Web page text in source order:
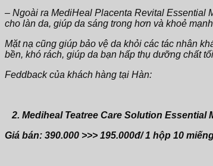
– Ngoài ra MediHeal Placenta Revital Essential
cho làn da, giúp da sáng trong hơn và khoẻ
Mặt nạ cũng giúp bảo vệ da khỏi các tác nhân
bền, khó rách, giúp da bạn hấp thụ dưỡng chất
Feddback của khách hàng tại Hàn:
2. Mediheal Teatree Care Solution Essential
Giá bán: 390.000 >>> 195.000đ/ 1 hộp 10